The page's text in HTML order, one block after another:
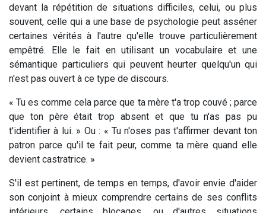
devant la répétition de situations difficiles, celui, ou plus
souvent, celle qui a une base de psychologie peut asséner
certaines vérités à l'autre qu'elle trouve particulièrement
empêtré. Elle le fait en utilisant un vocabulaire et une
sémantique particuliers qui peuvent heurter quelqu'un qui
n'est pas ouvert à ce type de discours.
« Tu es comme cela parce que ta mère t'a trop couvé ; parce
que ton père était trop absent et que tu n'as pas pu
t'identifier à lui. » Ou : « Tu n'oses pas t'affirmer devant ton
patron parce qu'il te fait peur, comme ta mère quand elle
devient castratrice. »
S'il est pertinent, de temps en temps, d'avoir envie d'aider
son conjoint à mieux comprendre certains de ses conflits